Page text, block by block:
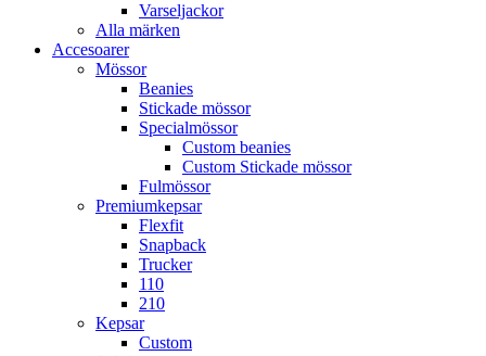
Varseljackor
Alla märken
Accesoarer
Mössor
Beanies
Stickade mössor
Specialmössor
Custom beanies
Custom Stickade mössor
Fulmössor
Premiumkepsar
Flexfit
Snapback
Trucker
110
210
Kepsar
Custom